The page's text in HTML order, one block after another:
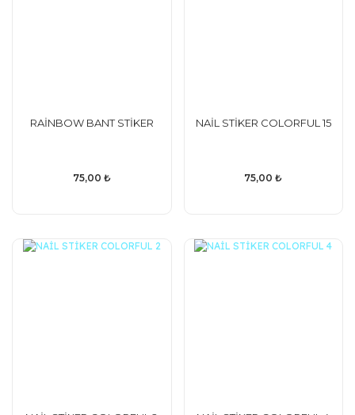
RAİNBOW BANT STİKER
75,00 ₺
NAİL STİKER COLORFUL 15
75,00 ₺